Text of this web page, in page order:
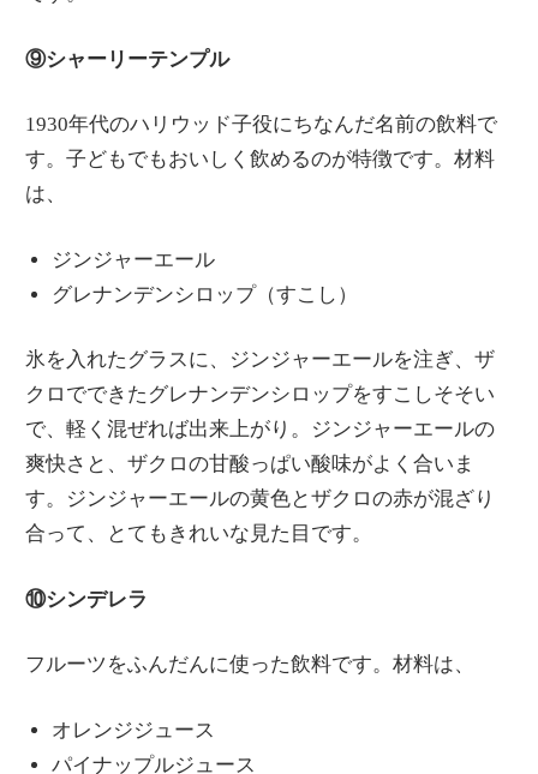
⑨シャーリーテンプル
1930年代のハリウッド子役にちなんだ名前の飲料で
す。子どもでもおいしく飲めるのが特徴です。材料
は、
ジンジャーエール
グレナンデンシロップ（すこし）
氷を入れたグラスに、ジンジャーエールを注ぎ、ザ
クロでできたグレナンデンシロップをすこしそそい
で、軽く混ぜれば出来上がり。ジンジャーエールの
爽快さと、ザクロの甘酸っぱい酸味がよく合いま
す。ジンジャーエールの黄色とザクロの赤が混ざり
合って、とてもきれいな見た目です。
⑩シンデレラ
フルーツをふんだんに使った飲料です。材料は、
オレンジジュース
パイナップルジュース